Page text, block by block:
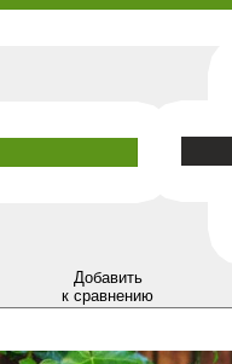
Добавить
к сравнению